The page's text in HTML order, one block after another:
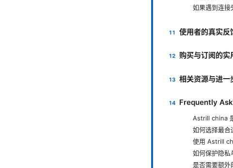
如果遇到连接
使用者的真实反
购买与订阅的实
相关资源与进一
Frequently
Astrill china
如何选择最合
使用 Astrill
如何保护隐私
是否需要额外